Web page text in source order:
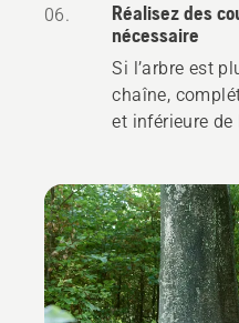
06.
Réalisez des
nécessaire
Si l’arbre est
chaîne,
et inférieure de